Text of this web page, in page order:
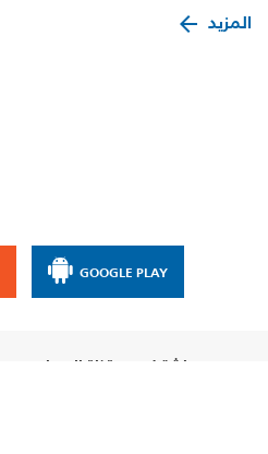
المزيد
GOOGLE PLAY
إشترك مع قناة الإيمان